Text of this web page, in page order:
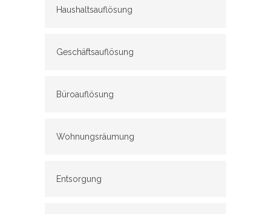
Haushaltsauflösung
Geschäftsauflösung
Büroauflösung
Wohnungsräumung
Entsorgung